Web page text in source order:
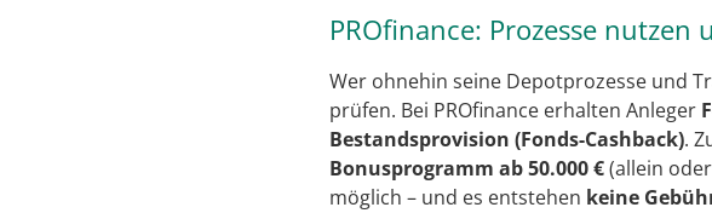
PROfinance: Prozesse
Wer ohnehin seine Depotprozesse und
prüfen. Bei PROfinance erhalten Anleger
Bestandsprovision (Fonds-Cashback).
Bonusprogramm ab 50.000 €(allein
möglich – und es entstehen keine